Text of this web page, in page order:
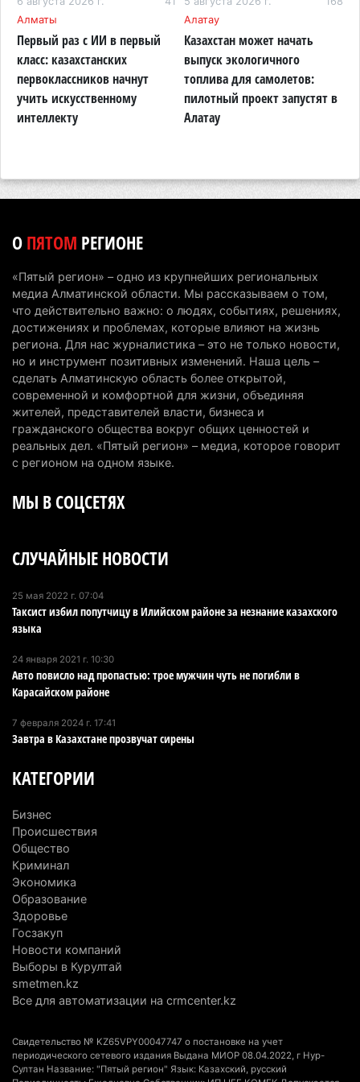
4 августа 2026 г. 20:22
Партия «Әділет» предложила превратить
университеты в центры технологий и новых
рабочих мест
4 августа 2026 г. 15:11
потушить пожар в Аксайском ущелье
В Алматы приостановили лицензии 350
строительным компаниям
4 августа 2026 г. 12:06 224
В команде акима Алатау новое назначение: кто
возглавил аппарат города
4 августа 2026 г. 11:40
Выборы в Курултай: Алматинская область вошла
количеством избирателей
«От экспорта сырья - к сложным
Актобе план диверсификации
3 августа 2026 г. 20:46 151
казармы в Конаеве
3 августа 2026 г. 18:08
Спустя 78 лет тигр вновь вернулся в дикую
природу Алматинской области
сельского хозяйства. Что это значит для
Алматинской области
3 августа 2026 г. 15:43
На выборах в Курултай можно будет
проголосовать «Против всех»
3 августа 2026 г. 13:51
В Конаеве появится завод по переработке
мусора за 11 млрд тенге
Миллионы из ОСМС похитили через
стоматологии: в Алматинской области вынесли
Алматы
Первый раз с ИИ в первый
класс: казахстанских
первоклассников начнут
учить искусственному
интеллекту
Алатау
Казахстан может начать
выпуск экологичного
топлива для самолетов:
пилотный проект запустят в
Алатау
ОПЯТОМ РЕГИОНЕ
«Пятый регион» – одно из крупнейших региональных
медиа Алматинской области. Мы рассказываем о том,
что действительно важно: о людях, событиях, решениях,
достижениях и проблемах, которые влияют на жизнь
региона. Для нас журналистика – это не только новости,
но и инструмент позитивных изменений. Наша цель –
сделать Алматинскую область более открытой,
современной и комфортной для жизни, объединяя
жителей, представителей власти, бизнеса и
гражданского общества вокруг общих ценностей и
реальных дел. «Пятый регион» – медиа, которое говорит
с регионом на одном языке.
МЫ В СОЦСЕТЯХ
СЛУЧАЙНЫЕ НОВОСТИ
25 мая 2022 г. 07:04
Таксист избил попутчицу в Илийском районе за незнание казахского
языка
24 января 2021 г. 10:30
Авто повисло над пропастью: трое мужчин чуть не погибли в
Карасайском районе
7 февраля 2024 г. 17:41
Завтра в Казахстане прозвучат сирены
КАТЕГОРИИ
Бизнес
Происшествия
Общество
Криминал
Экономика
Образование
Здоровье
Госзакуп
Новости компаний
Выборы в Курултай
smetmen.kz
Все для автоматизации на crmcenter.kz
Свидетельство № KZ65VPY00047747 о постановке на учет
периодического сетевого издания Выдана МИОР 08.04.2022, г Нур-
Султан Название: "Пятый регион" Язык: Казахский, русский